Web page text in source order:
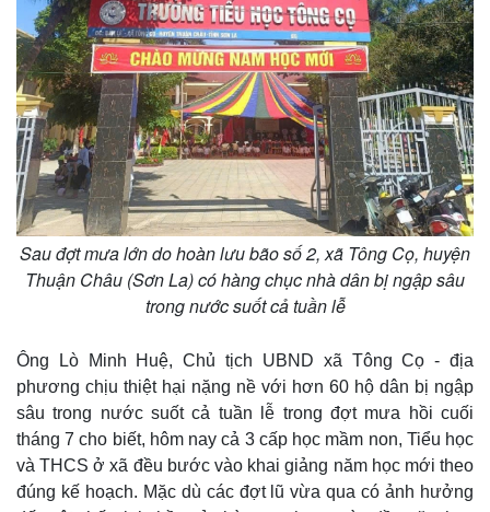
Thế giới
Quan sát
Cuộc sống đó đây
Multimedia
Video
Sau đợt mưa lớn do hoàn lưu bão số 2, xã Tông Cọ, huyện
Thuận Châu (Sơn La) có hàng chục nhà dân bị ngập sâu
trong nước suốt cả tuần lễ
Ông Lò Minh Huệ, Chủ tịch UBND xã Tông Cọ - địa
phương chịu thiệt hại nặng nề với hơn 60 hộ dân bị ngập
sâu trong nước suốt cả tuần lễ trong đợt mưa hồi cuối
tháng 7 cho biết, hôm nay cả 3 cấp học mầm non, Tiểu học
và THCS ở xã đều bước vào khai giảng năm học mới theo
đúng kế hoạch. Mặc dù các đợt lũ vừa qua có ảnh hưởng